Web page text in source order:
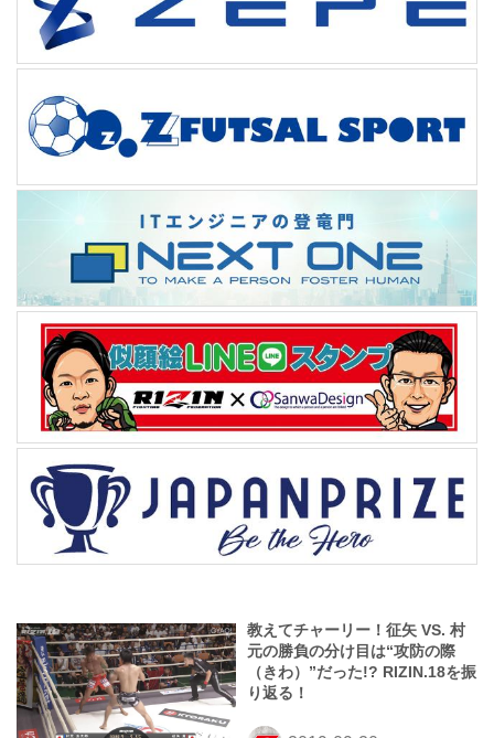
教えてチャーリー！征矢 VS. 村
元の勝負の分け目は“攻防の際
（きわ）”だった!? RIZIN.18を振
り返る！